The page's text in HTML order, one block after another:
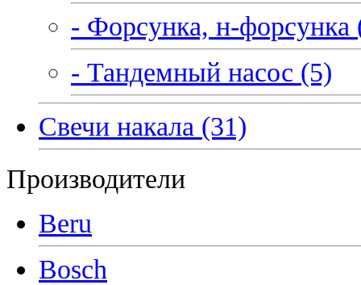
- Форсунка, н-форсунка
- Тандемный насос (5)
Свечи накала (31)
Производители
Beru
Bosch